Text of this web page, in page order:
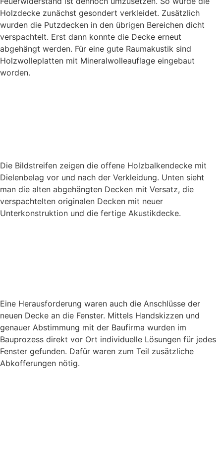
Holzdecke zunächst gesondert verkleidet. Zusätzlich
wurden die Putzdecken in den übrigen Bereichen dicht
verspachtelt. Erst dann konnte die Decke erneut
abgehängt werden. Für eine gute Raumakustik sind
Holzwolleplatten mit Mineralwolleauflage eingebaut
worden.
Die Bildstreifen zeigen die offene Holzbalkendecke mit
Dielenbelag vor und nach der Verkleidung. Unten sieht
man die alten abgehängten Decken mit Versatz, die
verspachtelten originalen Decken mit neuer
Unterkonstruktion und die fertige Akustikdecke.
Eine Herausforderung waren auch die Anschlüsse der
neuen Decke an die Fenster. Mittels Handskizzen und
genauer Abstimmung mit der Baufirma wurden im
Bauprozess direkt vor Ort individuelle Lösungen für jedes
Fenster gefunden. Dafür waren zum Teil zusätzliche
Abkofferungen nötig.